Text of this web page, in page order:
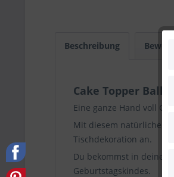
Beschreibung
Cake Topper
Eine ganze Hand voll
Mit diesem natürlichen
Tischdekoration an.
Du bekommst in
Geburtstagskindes.